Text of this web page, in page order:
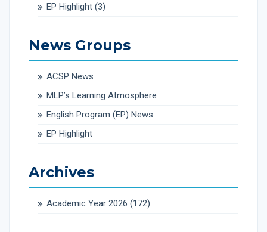
EP Highlight (3)
News Groups
ACSP News
MLP’s Learning Atmosphere
English Program (EP) News
EP Highlight
Archives
Academic Year 2026 (172)